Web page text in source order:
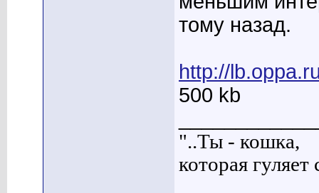
тому назад.
http://
500 kb
"..Ты - кошка,
которая